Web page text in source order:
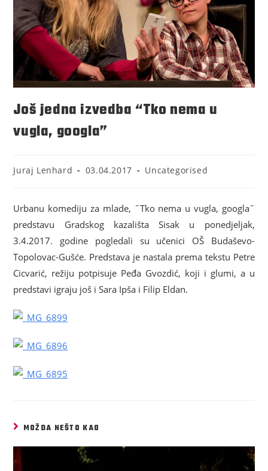
Još jedna izvedba “Tko nema u
vugla, googla”
Juraj Lenhard 03.04.2017 Uncategorised
Urbanu komediju za mlade, ˝Tko nema u vugla, googla˝
predstavu Gradskog kazališta Sisak u ponedjeljak,
3.4.2017. godine pogledali su učenici OŠ Budaševo-
Topolovac-Gušće. Predstava je nastala prema tekstu Petre
Cicvarić, režiju potpisuje Peđa Gvozdić, koji i glumi, a u
predstavi igraju još i Sara Ipša i Filip Eldan.
MOŽDA NEŠTO KAO